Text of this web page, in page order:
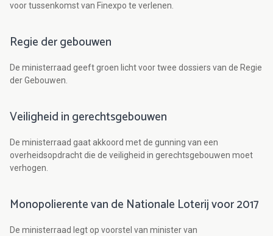
voor tussenkomst van Finexpo te verlenen.
Regie der gebouwen
De ministerraad geeft groen licht voor twee dossiers van de Regie
der Gebouwen.
Veiligheid in gerechtsgebouwen
De ministerraad gaat akkoord met de gunning van een
overheidsopdracht die de veiligheid in gerechtsgebouwen moet
verhogen.
Monopolierente van de Nationale Loterij voor 2017
De ministerraad legt op voorstel van minister van